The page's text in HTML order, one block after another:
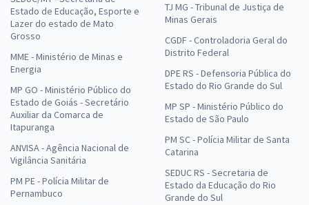
Estado de Educação, Esporte e
Lazer do estado de Mato
Grosso
MME - Ministério de Minas e
Energia
MP GO - Ministério Público do
Estado de Goiás - Secretário
Auxiliar da Comarca de
Itapuranga
ANVISA - Agência Nacional de
Vigilância Sanitária
PM PE - Polícia Militar de
Pernambuco
TJ MG - Tribunal de Justiça de
Minas Gerais
CGDF - Controladoria Geral do
Distrito Federal
DPE RS - Defensoria Pública do
Estado do Rio Grande do Sul
MP SP - Ministério Público do
Estado de São Paulo
PM SC - Polícia Militar de Santa
Catarina
SEDUC RS - Secretaria de
Estado da Educação do Rio
Grande do Sul